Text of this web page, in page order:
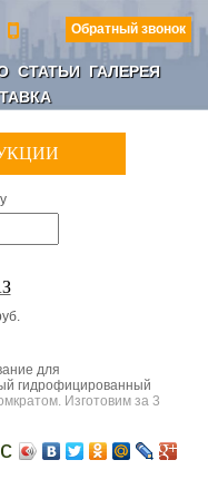
Обратный звонок
СТАТЬИ ГАЛЕРЕЯ
для
гидрофицированный
Изготовим за 3